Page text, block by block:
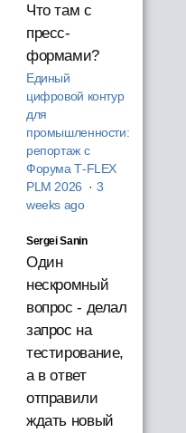
Что там с
пресс-
формами?
Единый
цифровой контур
для
промышленности:
репортаж с
Форума T‑FLEX
PLM 2026 · 3
weeks ago
Sergei Sanin
Один
нескромный
вопрос - делал
запрос на
тестирование,
а в ответ
отправили
ждать новый